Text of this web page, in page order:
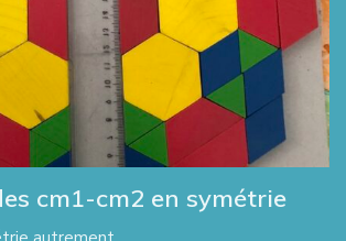
cm1-cm2 en symétrie